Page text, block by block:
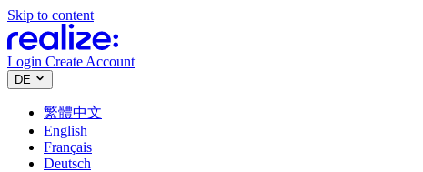
Skip to content
Login Create Account
DE
繁體中文
English
Français
Deutsch